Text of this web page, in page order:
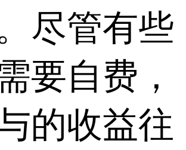
尽管有些
要自费，
的收益往